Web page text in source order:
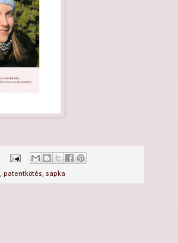
, patentkötés, sapka